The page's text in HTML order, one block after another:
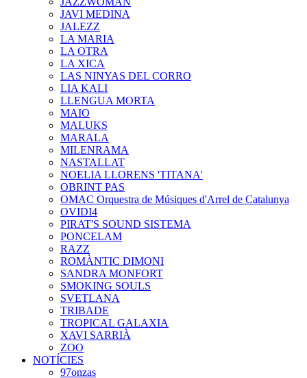
JAVI MEDINA
JALEZZ
LA MARIA
LA OTRA
LA XICA
LAS NINYAS DEL CORRO
LIA KALI
LLENGUA MORTA
MAIO
MALUKS
MARALA
MILENRAMA
NASTALLAT
NOELIA LLORENS 'TITANA'
OBRINT PAS
OMAC Orquestra de Músiques d'Arrel de Catalunya
OVIDI4
PIRAT'S SOUND SISTEMA
PONCELAM
RAZZ
ROMÀNTIC DIMONI
SANDRA MONFORT
SMOKING SOULS
SVETLANA
TRIBADE
TROPICAL GALAXIA
XAVI SARRIÀ
ZOO
NOTÍCIES
97onzas